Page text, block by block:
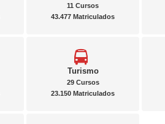
11 Cursos
43.477 Matriculados
Turismo
29 Cursos
23.150 Matriculados